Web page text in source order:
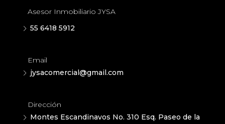
Asesor Inmobiliario JYSA
55 6418 5912
Email
jysacomercial@gmail.com
Dirección
Montes Escandinavos No. 310 Esq. Paseo de la